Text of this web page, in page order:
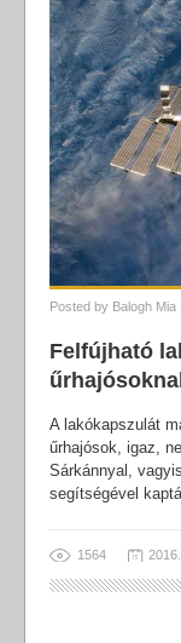
Posted by Balogh Mia
Felfújható
A lakókapszulát
űrhajósok, igaz,
Sárkánnyal,
segítségével
1564